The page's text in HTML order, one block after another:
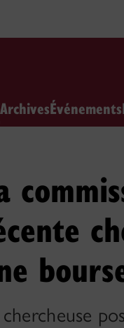
ArchivesÉvénements
chercheuse